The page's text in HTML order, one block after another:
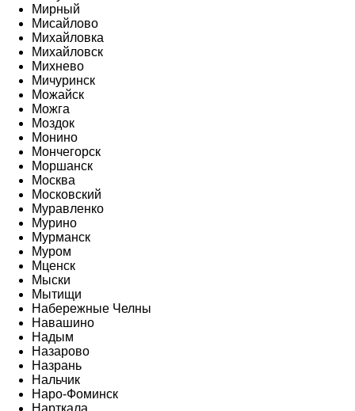
Мирный
Мисайлово
Михайловка
Михайловск
Михнево
Мичуринск
Можайск
Можга
Моздок
Монино
Мончегорск
Моршанск
Москва
Московский
Муравленко
Мурино
Мурманск
Муром
Мценск
Мыски
Мытищи
Набережные Челны
Навашино
Надым
Назарово
Назрань
Нальчик
Наро-Фоминск
Нарткала